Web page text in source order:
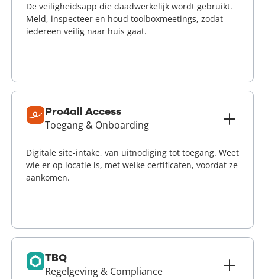
De veiligheidsapp die daadwerkelijk wordt gebruikt.
Meld, inspecteer en houd toolboxmeetings, zodat
iedereen veilig naar huis gaat.
Pro4all Access
Toegang & Onboarding
Digitale site-intake, van uitnodiging tot toegang. Weet
wie er op locatie is, met welke certificaten, voordat ze
aankomen.
TBQ
Regelgeving & Compliance